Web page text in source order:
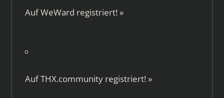
AufWeWard registriert! »
AufTHX.communityregistriert! »